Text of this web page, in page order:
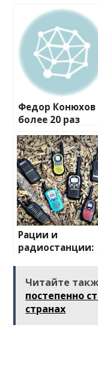
Федор Конюхов
более 20 раз
перевернулся в
шторм посреди
Атлантики
Рации и
радиостанции:
миру
беспроводной
связи
Читайте
постепенно
странах